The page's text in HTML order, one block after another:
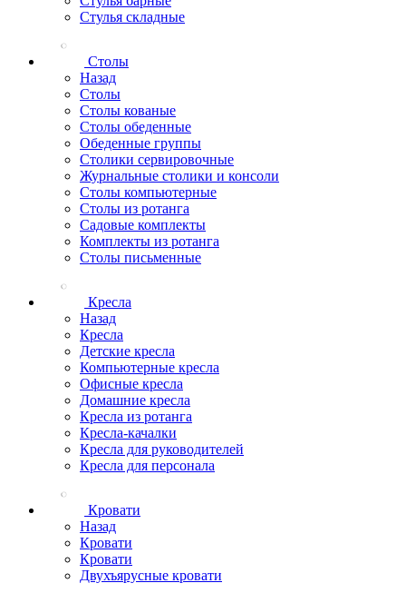
Стулья складные
Столы
Назад
Столы
Столы кованые
Столы обеденные
Обеденные группы
Столики сервировочные
Журнальные столики и консоли
Столы компьютерные
Столы из ротанга
Садовые комплекты
Комплекты из ротанга
Столы письменные
Кресла
Назад
Кресла
Детские кресла
Компьютерные кресла
Офисные кресла
Домашние кресла
Кресла из ротанга
Кресла-качалки
Кресла для руководителей
Кресла для персонала
Кровати
Назад
Кровати
Кровати
Двухъярусные кровати